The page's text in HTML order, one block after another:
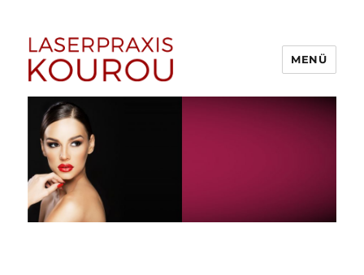
1A Laserpraxis Kourou –
Dauerhafte Haarentfernung
Menden (Sauerland)
MENÜ